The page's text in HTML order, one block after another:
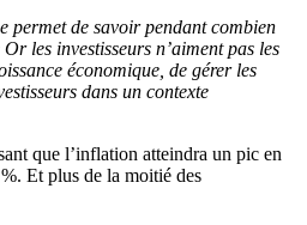
permet de savoir pendant combien
Or les investisseurs n’aiment pas les
économique, de gérer les
dans un contexte
que l’inflation atteindra un pic en
Et plus de la moitié des